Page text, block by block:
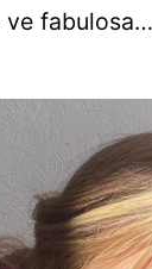
ve fabulosa…